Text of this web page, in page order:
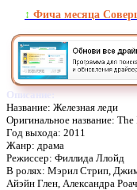
↕️ Фича месяца
Описание:
Название: Железная леди
Оригинальное название:
Год выхода: 2011
Жанр: драма
Режиссер: Филлида Ллойд
В ролях: Мэрил Стрип, Джим
Айэйн Глен, Александра